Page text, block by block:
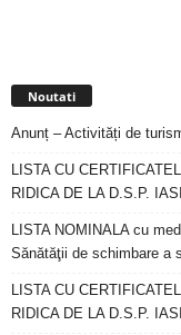
Noutati
Anunț – Activități de
LISTA CU
RIDICA DE LA D.S.P. IASI
LISTA NOMINALA cu
Sănătăţii de schimbare a
LISTA CU
RIDICA DE LA D.S.P. IASI